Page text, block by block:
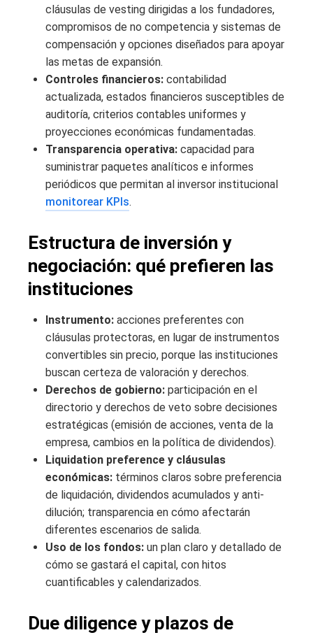
cláusulas de vesting dirigidas a los fundadores,
compromisos de no competencia y sistemas de
compensación y opciones diseñados para apoyar
las metas de expansión.
Controles financieros: contabilidad
actualizada, estados financieros susceptibles de
auditoría, criterios contables uniformes y
proyecciones económicas fundamentadas.
Transparencia operativa: capacidad para
suministrar paquetes analíticos e informes
periódicos que permitan al inversor institucional
monitorear KPIs.
Estructura de inversión y
negociación: qué prefieren las
instituciones
Instrumento: acciones preferentes con
cláusulas protectoras, en lugar de instrumentos
convertibles sin precio, porque las instituciones
buscan certeza de valoración y derechos.
Derechos de gobierno: participación en el
directorio y derechos de veto sobre decisiones
estratégicas (emisión de acciones, venta de la
empresa, cambios en la política de dividendos).
Liquidation preference y cláusulas
económicas: términos claros sobre preferencia
de liquidación, dividendos acumulados y anti-
dilución; transparencia en cómo afectarán
diferentes escenarios de salida.
Uso de los fondos: un plan claro y detallado de
cómo se gastará el capital, con hitos
cuantificables y calendarizados.
Due diligence y plazos de